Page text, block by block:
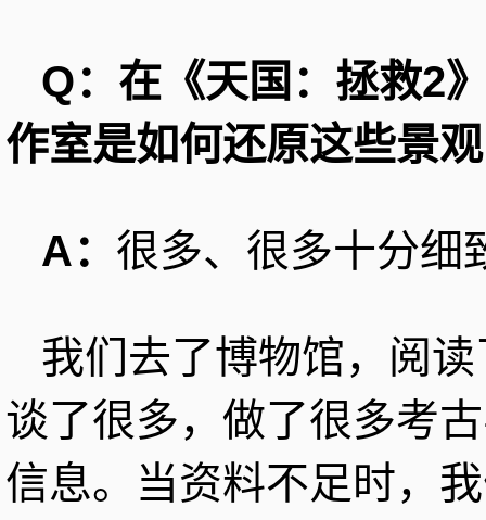
Q：在《天国：拯救2
作室是如何还原这些景
A： 很多、很多十分细
我们去了博物馆，阅
谈了很多，做了很多考
信息。当资料不足时，